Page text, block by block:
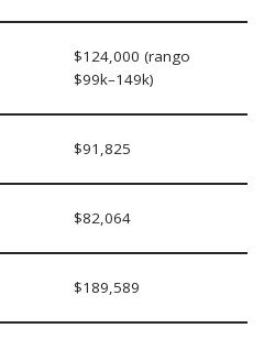
$124,000 (rango
$99k–149k)
$91,825
$82,064
$189,589